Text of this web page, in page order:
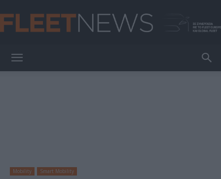
Mobility Smart Mobility